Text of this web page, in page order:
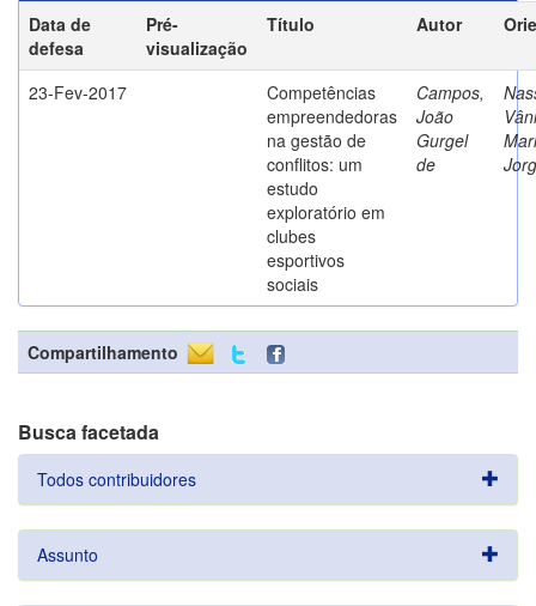
Data de
defesa
Pré-
visualização
Título Autor
23-Fev-2017
Competências
empreendedoras
na gestão de
conflitos: um
estudo
exploratório em
clubes
esportivos
sociais
Campos,
João
Gurgel
de
Compartilhamento
Busca facetada
Todos contribuidores
Assunto